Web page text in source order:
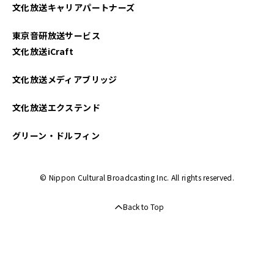
文化放送キャリアパートナーズ
東京音研放送サービス
文化放送iCraft
文化放送メディアブリッジ
文化放送エクステンド
グリーン・ドルフィン
© Nippon Cultural Broadcasting Inc. All rights reserved.
Back to Top